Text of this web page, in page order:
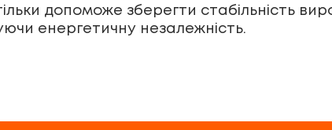
допоможе зберегти стабільність
енергетичну незалежність.